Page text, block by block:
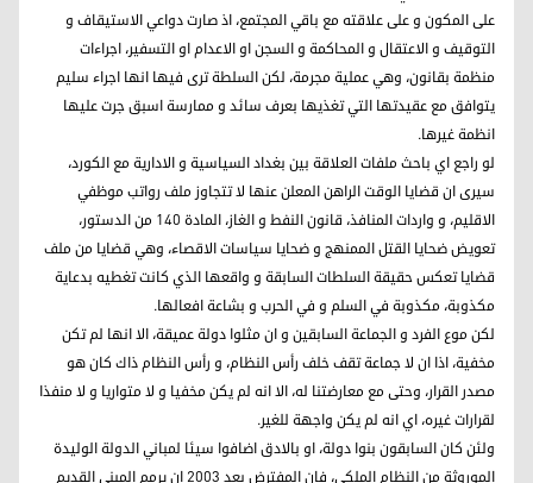
على المكون و على علاقته مع باقي المجتمع، اذ صارت دواعي الاستيقاف و
التوقيف و الاعتقال و المحاكمة و السجن او الاعدام او التسفير، اجراءات
منظمة بقانون، وهي عملية مجرمة، لكن السلطة ترى فيها انها اجراء سليم
يتوافق مع عقيدتها التي تغذيها بعرف سائد و ممارسة اسبق جرت عليها
انظمة غيرها.
لو راجع اي باحث ملفات العلاقة بين بغداد السياسية و الادارية مع الكورد،
سيرى ان قضايا الوقت الراهن المعلن عنها لا تتجاوز ملف رواتب موظفي
الاقليم، و واردات المنافذ، قانون النفط و الغاز، المادة ١٤٠ من الدستور،
تعويض ضحايا القتل الممنهج و ضحايا سياسات الاقصاء، وهي قضايا من ملف
قضايا تعكس حقيقة السلطات السابقة و واقعها الذي كانت تغطيه بدعاية
مكذوبة، مكذوبة في السلم و في الحرب و بشاعة افعالها.
لكن موع الفرد و الجماعة السابقين و ان مثلوا دولة عميقة، الا انها لم تكن
مخفية، اذا ان لا جماعة تقف خلف رأس النظام، و رأس النظام ذاك كان هو
مصدر القرار، وحتى مع معارضتنا له، الا انه لم يكن مخفيا و لا متواريا و لا منفذا
لقرارات غيره، اي انه لم يكن واجهة للغير.
ولئن كان السابقون بنوا دولة، او بالادق اضافوا سيئا لمباني الدولة الوليدة